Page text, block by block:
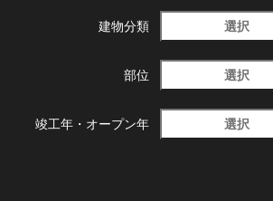
建物分類 選択
部位 選択
竣工年・ オープン年 選択